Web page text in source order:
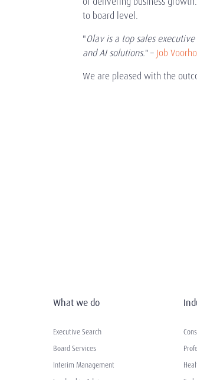
to board level.
"Olav is a top sales
and AI solutions." – Job
We are pleased with the
What we do
Executive Search
Board Services
Interim Management